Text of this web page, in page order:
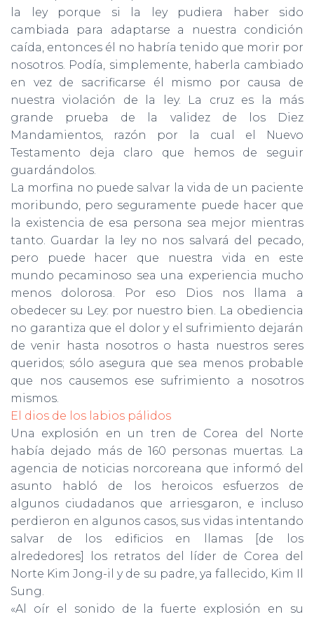
la ley porque si la ley pudiera haber sido
cambiada para adaptarse a nuestra condición
caída, entonces él no habría tenido que morir por
nosotros. Podía, simplemente, haberla cambiado
en vez de sa­crificarse él mismo por causa de
nuestra violación de la ley. La cruz es la más
grande prueba de la validez de los Diez
Mandamientos, razón por la cual el Nuevo
Testamento deja claro que hemos de seguir
guardándolos.
La morfina no puede salvar la vida de un paciente
moribundo, pero seguramente puede hacer que
la existencia de esa persona sea mejor mientras
tanto. Guardar la ley no nos salvará del pecado,
pero puede hacer que nuestra vida en este
mundo pecaminoso sea una experiencia mucho
menos dolorosa. Por eso Dios nos llama a
obedecer su Ley: por nuestro bien. La obediencia
no garantiza que el dolor y el sufrimiento dejarán
de venir hasta nosotros o hasta nuestros seres
queridos; sólo asegura que sea menos probable
que nos causemos ese sufrimiento a nosotros
mismos.
El dios de los labios pálidos
Una explosión en un tren de Corea del Norte
había dejado más de 160 personas muertas. La
agencia de noticias norcoreana que informó del
asunto habló de los heroicos esfuerzos de
algunos ciu­dadanos que arriesgaron, e incluso
perdieron en algunos casos, sus vidas intentando
salvar de los edificios en llamas [de los
alrededores] los retratos del líder de Corea del
Norte Kim Jong-il y de su padre, ya fallecido, Kim Il
Sung.
«Al oír el sonido de la fuerte explosión en su